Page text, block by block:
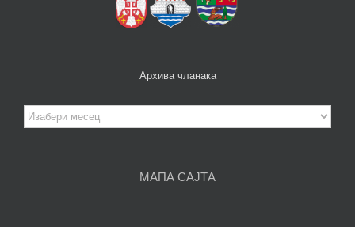
Архива чланака
Архива
чланака
МАПА САЈТА